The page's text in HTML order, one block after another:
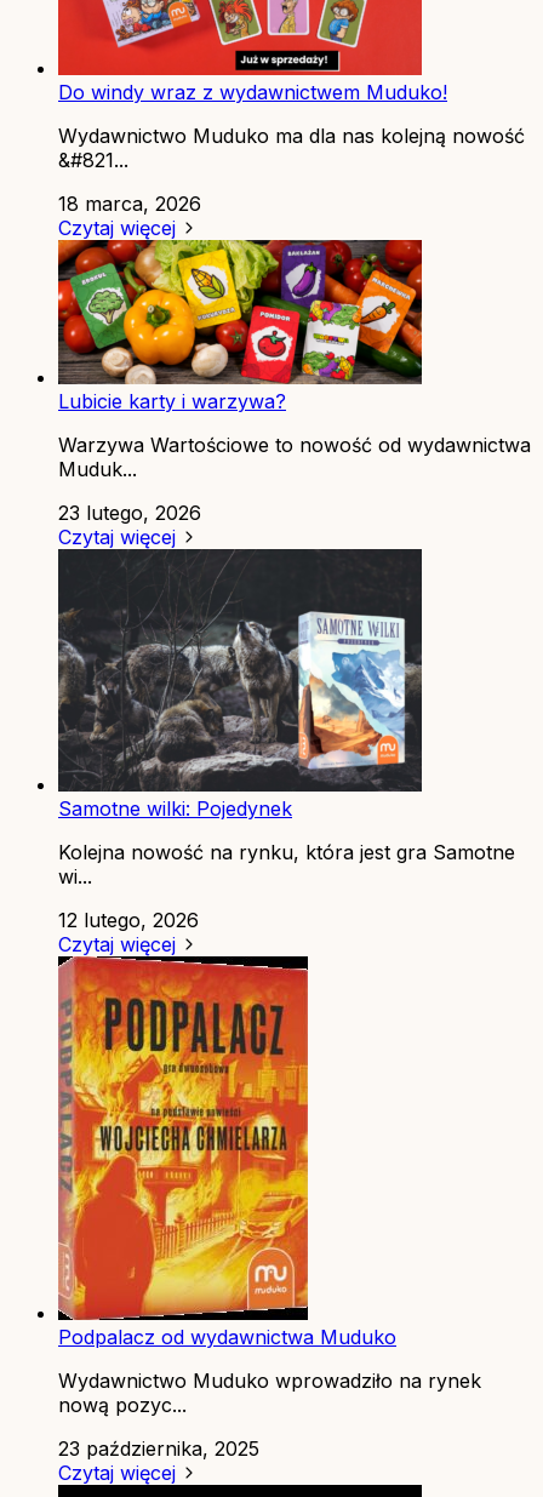
Do windy wraz z wydawnictwem Muduko!
Wydawnictwo Muduko ma dla nas kolejną nowość
&#821...
18 marca, 2026
Czytaj więcej
Lubicie karty i warzywa?
Warzywa Wartościowe to nowość od wydawnictwa
Muduk...
23 lutego, 2026
Czytaj więcej
Samotne wilki: Pojedynek
Kolejna nowość na rynku, która jest gra Samotne
wi...
12 lutego, 2026
Czytaj więcej
Podpalacz od wydawnictwa Muduko
Wydawnictwo Muduko wprowadziło na rynek
nową pozyc...
23 października, 2025
Czytaj więcej